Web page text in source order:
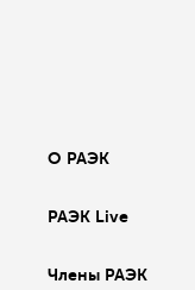
О РАЭК
РАЭК Live
Члены РАЭК